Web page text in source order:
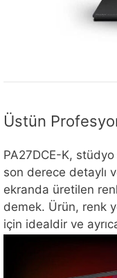
Üstün
PA27DCE-K, stüdyo
son derece detaylı
ekranda üretilen
demek. Ürün, renk
için idealdir ve